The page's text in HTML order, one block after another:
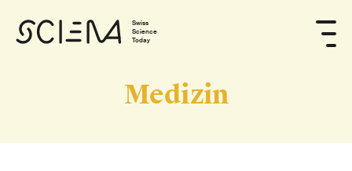
Swiss
Science
Today
Medizin